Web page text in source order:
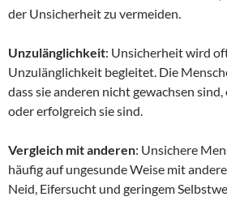
der Unsicherheit zu vermeiden.
Unzulänglichkeit: Unsicherheit wird
Unzulänglichkeit begleitet. Die
dass sie anderen nicht gewachsen
oder erfolgreich sie sind.
Vergleich mit anderen: Unsichere
häufig auf ungesunde Weise mit
Neid, Eifersucht und geringem